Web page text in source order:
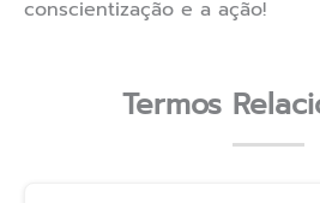
conscientização e a ação!
Termos